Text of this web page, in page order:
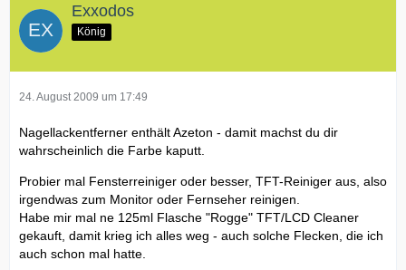
Exxodos
König
24. August 2009 um 17:49
Nagellackentferner enthält Azeton - damit machst du dir
wahrscheinlich die Farbe kaputt.
Probier mal Fensterreiniger oder besser, TFT-Reiniger aus, also
irgendwas zum Monitor oder Fernseher reinigen.
Habe mir mal ne 125ml Flasche "Rogge" TFT/LCD Cleaner
gekauft, damit krieg ich alles weg - auch solche Flecken, die ich
auch schon mal hatte.